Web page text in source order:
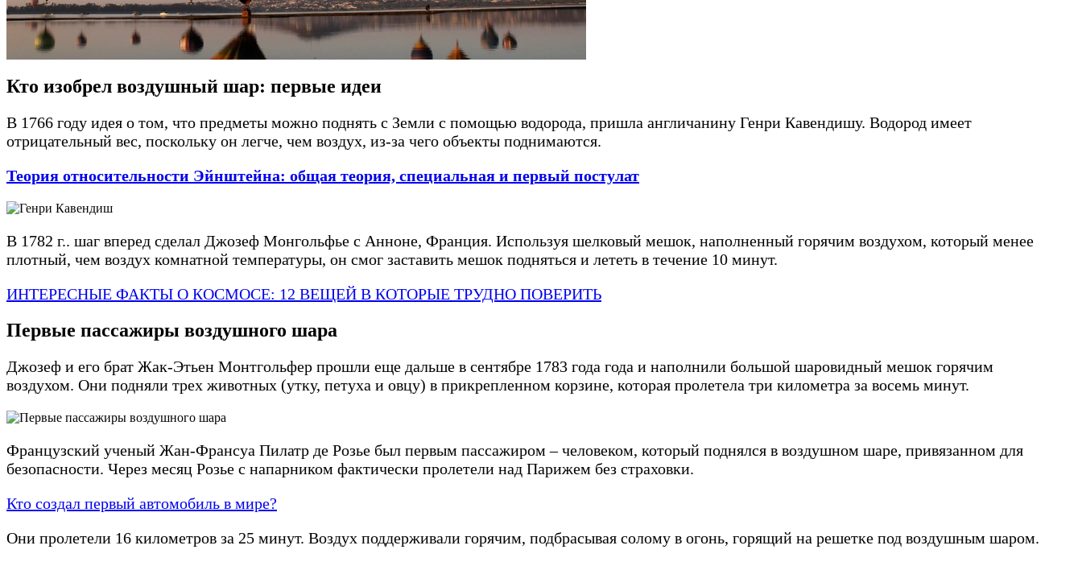
Кто изобрел воздушный шар: первые идеи
В 1766 году идея о том, что предметы можно поднять с Земли с помощью водорода, пришла англичанину Генри Кавендишу. Водород имеет
отрицательный вес, поскольку он легче, чем воздух, из-за чего объекты поднимаются.
Теория относительности Эйнштейна: общая теория, специальная и первый постулат
В 1782 г.. шаг вперед сделал Джозеф Монгольфье с Анноне, Франция. Используя шелковый мешок, наполненный горячим воздухом, который менее
плотный, чем воздух комнатной температуры, он смог заставить мешок подняться и лететь в течение 10 минут.
ИНТЕРЕСНЫЕ ФАКТЫ О КОСМОСЕ: 12 ВЕЩЕЙ В КОТОРЫЕ ТРУДНО ПОВЕРИТЬ
Первые пассажиры воздушного шара
Джозеф и его брат Жак-Этьен Монтгольфер прошли еще дальше в сентябре 1783 года года и наполнили большой шаровидный мешок горячим
воздухом. Они подняли трех животных (утку, петуха и овцу) в прикрепленном корзине, которая пролетела три километра за восемь минут.
Французский ученый Жан-Франсуа Пилатр де Розье был первым пассажиром – человеком, который поднялся в воздушном шаре, привязанном для
безопасности. Через месяц Розье с напарником фактически пролетели над Парижем без страховки.
Кто создал первый автомобиль в мире?
Они пролетели 16 километров за 25 минут. Воздух поддерживали горячим, подбрасывая солому в огонь, горящий на решетке под воздушным шаром.